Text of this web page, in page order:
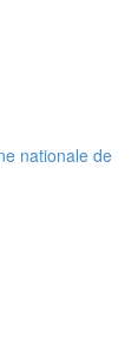
nationale de